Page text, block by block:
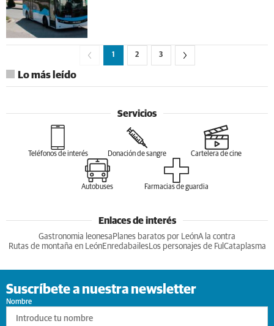
2 3
Lo más leído
Servicios
Teléfonos de interés Donación de sangre Cartelera de cine
Autobuses Farmacias de guardia
Enlaces de interés
Gastronomia leonesa Planes baratos por LeónA la contra
Rutas de montaña en LeónEnredabailesLos personajes de Ful Cataplasma
Suscríbete a nuestra newsletter
Nombre